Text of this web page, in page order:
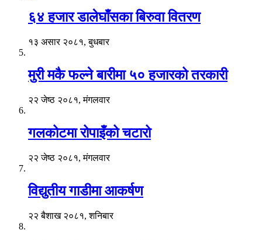
६४ हजार डालेघाँसका बिरुवा वितरण
१३ असार २०८१, बुधबार
मुरी मकै फल्ने बारीमा ५० हजारको तरकारी
२२ जेष्ठ २०८१, मंगलवार
गलकोटमा रोपाइँको चटारो
२२ जेष्ठ २०८१, मंगलवार
विद्युतीय गाडीमा आकर्षण
२२ बैशाख २०८१, शनिबार